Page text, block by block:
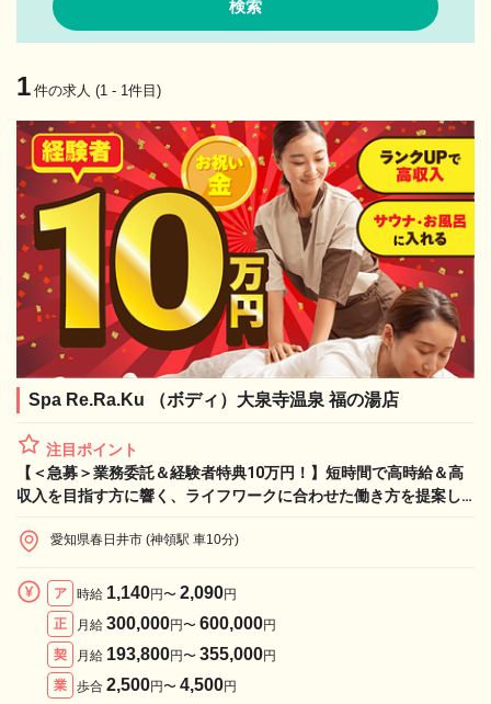
1 件の求人 (1 - 1件目)
Spa Re.Ra.Ku （ボディ）大泉寺温泉 福の湯店
注目ポイント
【＜急募＞業務委託＆経験者特典10万円！】短時間で高時給＆高
収入を目指す方に響く、ライフワークに合わせた働き方を提案し
愛知県春日井市 (神領駅 車10分)
ア 時給 1,140円〜 2,090円
正
月給 300,000円〜 600,000円
契
月給 193,800円〜 355,000円
業
歩合 2,500円〜 4,500円